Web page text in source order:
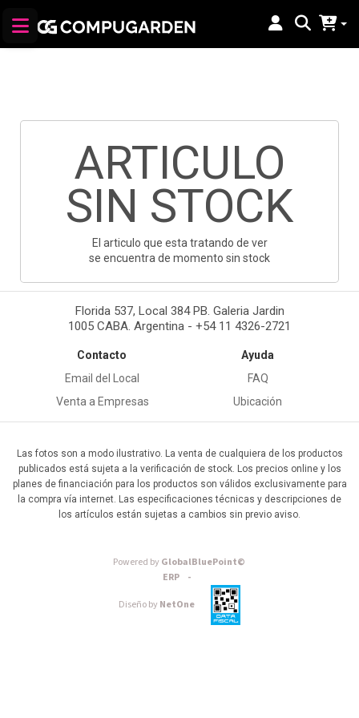
ARTICULO
SIN STOCK
El articulo que esta tratando de ver
se encuentra de momento sin stock
Florida 537, Local 384 PB. Galeria Jardin
1005 CABA. Argentina - +54 11 4326-2721
Contacto
Email del Local
Venta a Empresas
Ayuda
FAQ
Ubicación
Las fotos son a modo ilustrativo. La venta de cualquiera de los productos
publicados está sujeta a la verificación de stock. Los precios online y los
planes de financiación para los productos son válidos exclusivamente para
la compra vía internet. Las especificaciones técnicas y descripciones de
los artículos están sujetas a cambios sin previo aviso.
Powered byGlobalBluePoint©
ERP -
Diseño byNetOne